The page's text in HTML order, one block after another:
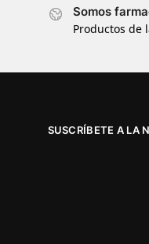
Somos
Productos de
SUSCRÍBETE A LA